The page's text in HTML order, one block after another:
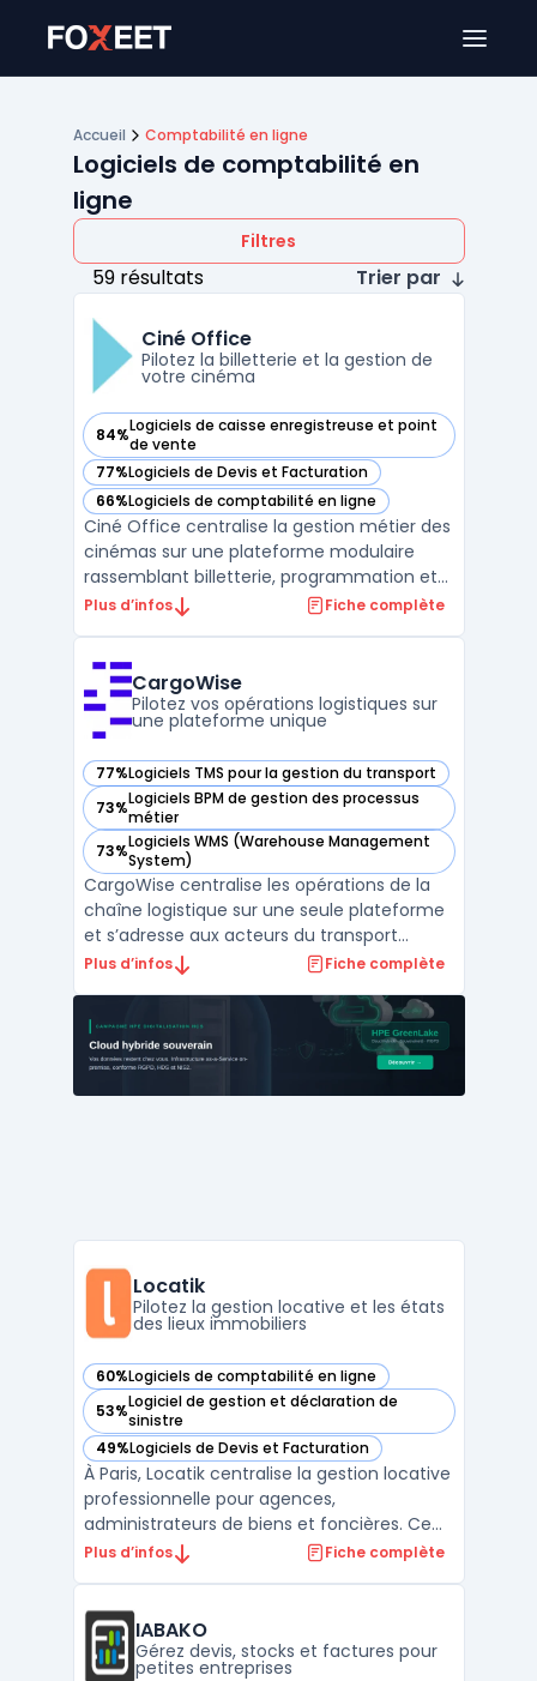
Accueil Comptabilité en ligne
Logiciels de comptabilité en
ligne
Filtres
59 résultats Trier par
Ciné Office
Pilotez la billetterie et la gestion de
votre cinéma
84%Logiciels de caisse enregistreuse et point
de vente
— voir Ciné Office dans cette catégorie
77%Logiciels de Devis et Facturation
— voir Ciné Office dans cette catégorie
66%Logiciels de comptabilité en ligne
— voir Ciné Office dans cette catégorie
Ciné Office centralise la gestion métier des
cinémas sur une plateforme modulaire
rassemblant billetterie, programmation et
opérations courantes. Les exploitants
soient uniques ou réparties sur plusieurs
sites de ...
Plus d’infos Fiche complète
CargoWise
Pilotez vos opérations logistiques sur
une plateforme unique
77%Logiciels TMS pour la gestion du transport
— voir CargoWise dans cette catégorie
73%Logiciels BPM de gestion des processus
métier
— voir CargoWise dans cette catégorie
73%Logiciels WMS (Warehouse Management
System)
— voir CargoWise dans cette catégorie
CargoWise centralise les opérations de la
chaîne logistique sur une seule plateforme
et s’adresse aux acteurs du transport
international. Dans un contexte où la
réglementations et le suivi des expéditions
exigent une coordination, CargoWise relie
les différents do ...
Plus d’infos Fiche complète
Locatik
Pilotez la gestion locative et les états
des lieux immobiliers
60%Logiciels de comptabilité en ligne
— voir Locatik dans cette catégorie
53%Logiciel de gestion et déclaration de
sinistre
— voir Locatik dans cette catégorie
49%Logiciels de Devis et Facturation
— voir Locatik dans cette catégorie
À Paris, Locatik centralise la gestion locative
professionnelle pour agences,
administrateurs de biens et foncières. Ce
logiciel connecte chaque acteur du
conformité réglementaire. L’interface
propose une prise en main ...
Plus d’infos Fiche complète
IABAKO
Gérez devis, stocks et factures pour
petites entreprises